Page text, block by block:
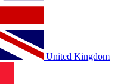
United Kingdom